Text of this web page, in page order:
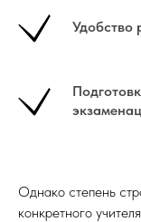
Удобство
Однако степень
конкретного